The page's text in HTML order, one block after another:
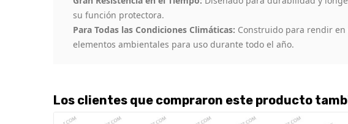
su función protectora.
Para Todas las Condiciones Climáticas: Construido para rendir
elementos ambientales para uso durante todo el año.
Los clientes que compraron este producto